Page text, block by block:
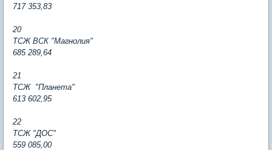
717 353,83
20
ТСЖ ВСК "Магнолия"
685 289,64
21
ТСЖ "Планета"
613 602,95
22
ТСЖ "ДОС"
559 085,00